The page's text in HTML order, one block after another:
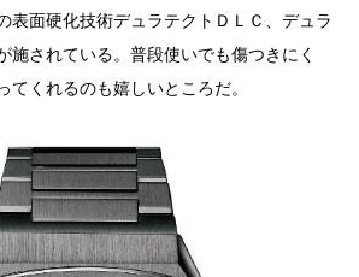
表面硬化技術デュラテクトＤＬＣ、デュラ
施されている。普段使いでも傷つきにく
てくれるのも嬉しいところだ。